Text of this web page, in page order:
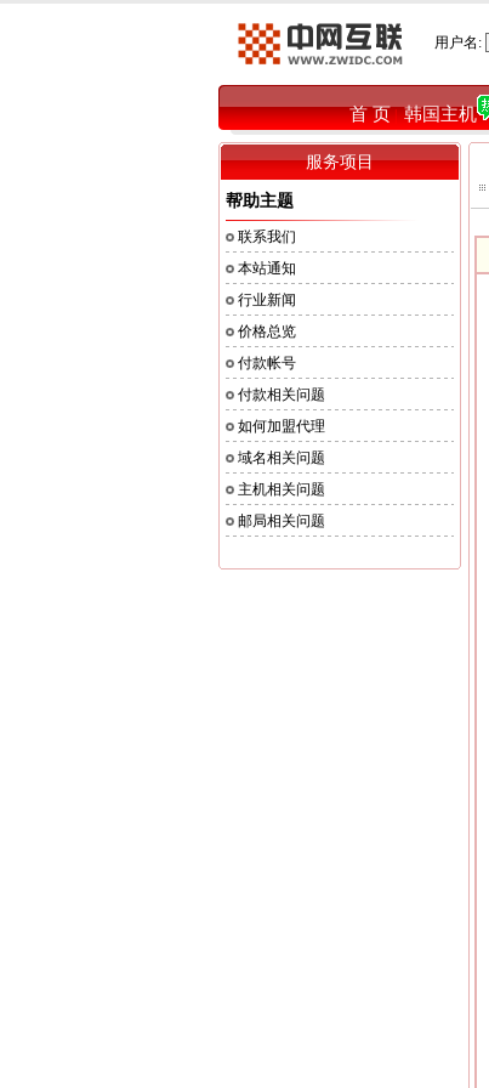
用户名:
首 页|韩国主机
服务项目
帮助主题
联系我们
本站通知
行业新闻
价格总览
付款帐号
付款相关问题
如何加盟代理
域名相关问题
主机相关问题
邮局相关问题